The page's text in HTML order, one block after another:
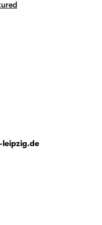
leipzig.de